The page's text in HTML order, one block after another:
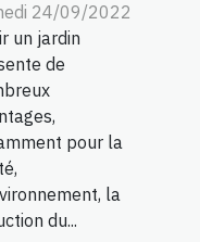
24/09/2022
un jardin
de
pour la
la
du...